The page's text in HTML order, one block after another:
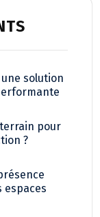
solution
pour
?
espaces